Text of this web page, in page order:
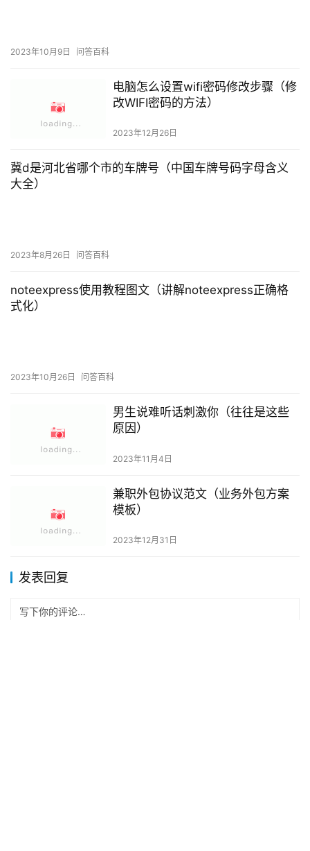
2023年10月9日 问答百科
电脑怎么设置wifi密码修改步骤（修
改WIFI密码的方法）
2023年12月26日
冀d是河北省哪个市的车牌号（中国车牌号码字母含义
大全）
2023年8月26日 问答百科
noteexpress使用教程图文（讲解noteexpress正确格
式化）
2023年10月26日 问答百科
男生说难听话刺激你（往往是这些
原因）
2023年11月4日
兼职外包协议范文（业务外包方案
模板）
2023年12月31日
发表回复